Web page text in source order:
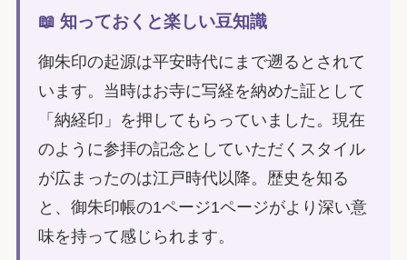
📖 知っておくと楽しい豆知識
御朱印の起源は平安時代にまで遡るとされて
います。当時はお寺に写経を納めた証として
「納経印」を押してもらっていました。現在
のように参拝の記念としていただくスタイル
が広まったのは江戸時代以降。歴史を知る
と、御朱印帳の1ページ1ページがより深い意
味を持って感じられます。